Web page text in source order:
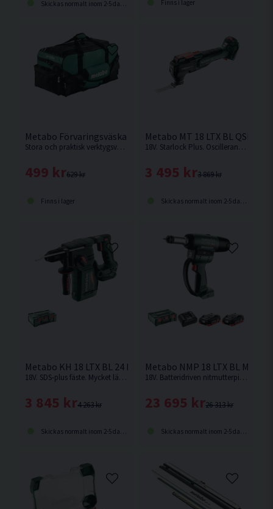
Skickas normalt inom 2-5 dagar Finns i lager
Metabo Förvaringsväska 62L
Stora och praktisk verktygsväska från Metabo.
629 kr
499 kr
Finns i lager
Metabo MT 18 LTX BL QSL
18V. Starlock Plus. Oscillerande, batteridrivet multiverktyg från Metabo med samma höga prestanda som en nätdriven maskin
3 869 kr
3 495 kr
Skickas normalt inom 2-5 dagar
Metabo KH 18 LTX BL 24 Kombihammare 18V
18V. SDS-plus fäste. Mycket lätt och kompakt batteridriven hammare med kolborstfri motor för bekvämt arbete i alla arbetsställningar. Levereras utan batteri och laddare.
4 263 kr
3 845 kr
Skickas normalt inom 2-5 dagar
Metabo NMP 18 LTX BL M10
18V. Batteridriven nitmutterpistol med inställning av isättningskraften för blindnitsmuttrar upp till M10 i aluminium, M8 i stål, M6 i rostfritt stål.
26 313 kr
23 695 kr
Skickas normalt inom 2-5 dagar